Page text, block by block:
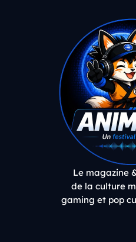
Le magazine
de la culture
gaming et pop